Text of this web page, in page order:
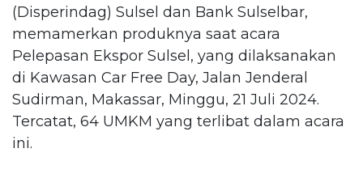
(Disperindag) Sulsel dan Bank Sulselbar,
memamerkan produknya saat acara
Pelepasan Ekspor Sulsel, yang dilaksanakan
di Kawasan Car Free Day, Jalan Jenderal
Sudirman, Makassar, Minggu, 21 Juli 2024.
Tercatat, 64 UMKM yang terlibat dalam acara
ini.